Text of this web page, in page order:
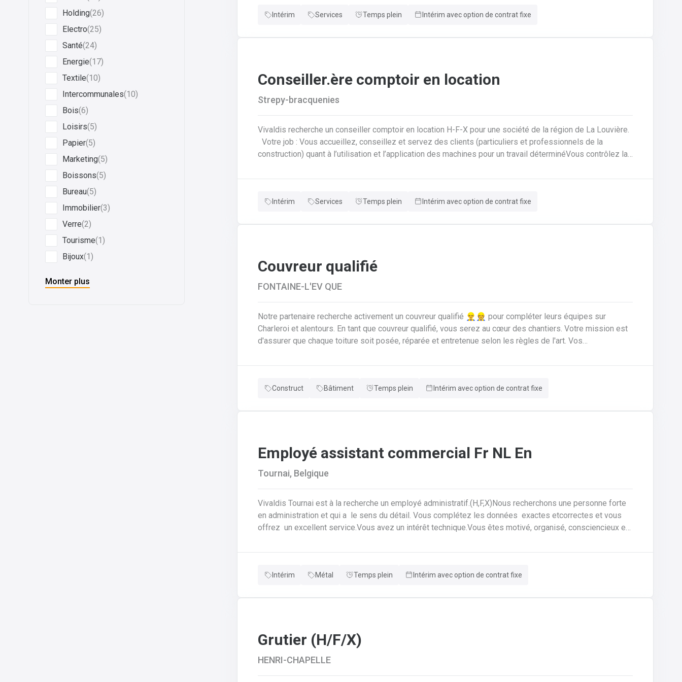
Holding(26)
Electro(25)
Santé(24)
Energie(17)
Textile(10)
Intercommunales(10)
Bois(6)
Loisirs(5)
Papier(5)
Marketing(5)
Boissons(5)
Bureau(5)
Immobilier(3)
Verre(2)
Tourisme(1)
Bijoux(1)
Monter plus
Intérim Services Temps plein Intérim avec option de contrat fixe
Conseiller.ère comptoir en location
Strepy-bracquenies
Vivaldis recherche un conseiller comptoir en location H-F-X pour une société de la région de La Louvière.
construction) quant à l’utilisation et l’application des machines pour un travail déterminéVous contrôlez la
réservations, ventes et tickets de caisse de façon informatiséeVous assurez un suivi administratif
diverses demandes de disponibilités
Intérim Services Temps plein Intérim avec option de contrat fixe
Couvreur qualifié
FONTAINE-L'EV QUE
Notre partenaire recherche activement un couvreur qualifié 👷‍♂️👷 pour compléter leurs équipes sur
Charleroi et alentours. En tant que couvreur qualifié, vous serez au cœur des chantiers. Votre mission est
d'assurer que chaque toiture soit posée, réparée et entretenue selon les règles de l'art. Vos
couverture (tuiles, ardoises, zinc, etc.) en neuf comme en rénovation.Réaliser les travaux de zinguerie :
réparer et entretenir les toitures existantes (recherche de fuites, remplacement d'éléments).Garantir la
Construct Bâtiment Temps plein Intérim avec option de contrat fixe
Employé assistant commercial Fr NL En
Tournai, Belgique
Vivaldis Tournai est à la recherche un employé administratif.(H,F,X)Nous recherchons une personne forte
en administration et qui a le sens du détail. Vous complétez les données exactes etcorrectes et vous
offrez un excellent service.Vous avez un intérêt technique.Vous êtes motivé, organisé, consciencieux et
commandes des clients afin de garantir leurbonne transmission à vos collègues de la planification de la
pas claires, vous assurez la coordinationavec le client, lui offrez le support technique et faites les
service clientèle, du transport etde la planification de la production.
Intérim Métal Temps plein Intérim avec option de contrat fixe
Grutier (H/F/X)
HENRI-CHAPELLE